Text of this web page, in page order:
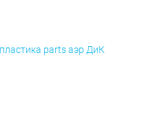
parts аэр ДиК